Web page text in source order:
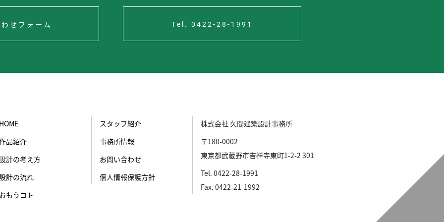
せフォーム Tel. 0422-28-1991
品紹介
計の考え方
計の流れ
もうコト
スタッフ紹介
事務所情報
お問い合わせ
個人情報保護方針
株式会社 久間建築設計事務所
〒180-0002
東京都武蔵野市吉祥寺東町1-2-2 301
Tel. 0422-28-1991
Fax. 0422-21-1992